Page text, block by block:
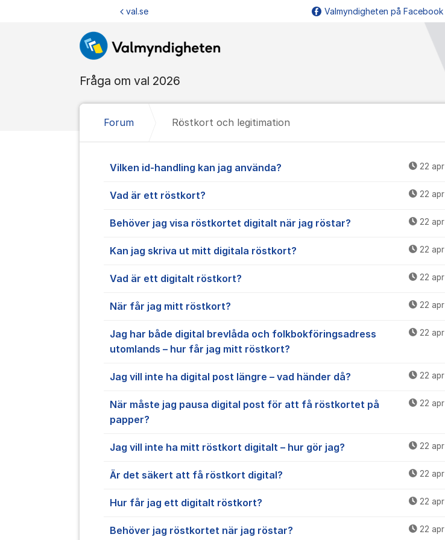
Fråga om val 2026
val.se Valmyndigheten på Facebook
Forum Röstkort och legitimation
Röstkort och legitimation
Vilken id-handling kan jag använda? 22 apr
Vad är ett röstkort? 22 apr
Behöver jag visa röstkortet digitalt när jag röstar? 22 apr
Kan jag skriva ut mitt digitala röstkort? 22 apr
Vad är ett digitalt röstkort? 22 apr
När får jag mitt röstkort? 22 apr
Jag har både digital brevlåda och folkbokföringsadress
utomlands – hur får jag mitt röstkort?
22 apr
Jag vill inte ha digital post längre – vad händer då? 22 apr
När måste jag pausa digital post för att få röstkortet på
papper?
22 apr
Jag vill inte ha mitt röstkort digitalt – hur gör jag? 22 apr
Är det säkert att få röstkort digital? 22 apr
Hur får jag ett digitalt röstkort? 22 apr
Behöver jag röstkortet när jag röstar? 22 apr